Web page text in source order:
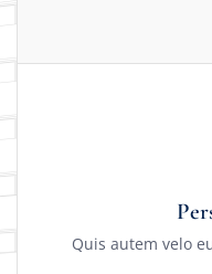
Quis autem velo